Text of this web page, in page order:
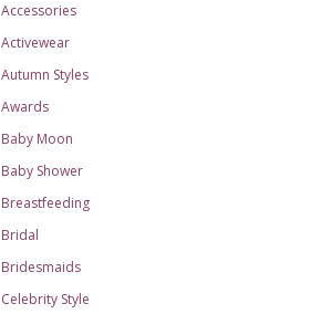
Accessories
Activewear
Autumn Styles
Awards
Baby Moon
Baby Shower
Breastfeeding
Bridal
Bridesmaids
Celebrity Style